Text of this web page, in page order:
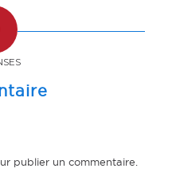
publier un commentaire.